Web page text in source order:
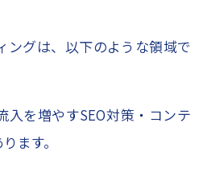
ングは、以下のような領域で
入を増やすSEO対策・コンテ
ます。